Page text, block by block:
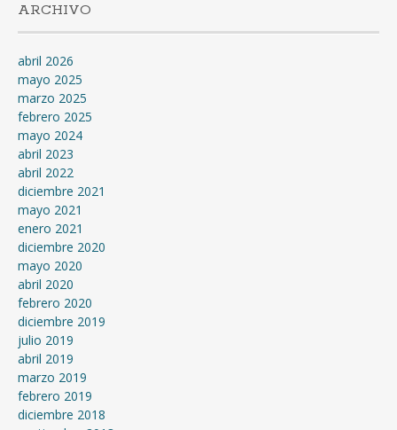
ARCHIVO
abril 2026
mayo 2025
marzo 2025
febrero 2025
mayo 2024
abril 2023
abril 2022
diciembre 2021
mayo 2021
enero 2021
diciembre 2020
mayo 2020
abril 2020
febrero 2020
diciembre 2019
julio 2019
abril 2019
marzo 2019
febrero 2019
diciembre 2018